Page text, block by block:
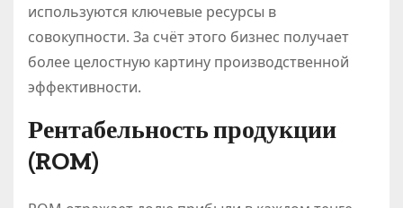
используются ключевые ресурсы в
совокупности. За счёт этого бизнес получает
более целостную картину производственной
эффективности.
Рентабельность продукции
(ROM)